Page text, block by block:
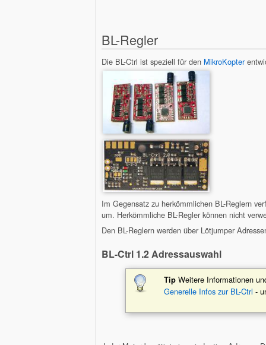
BL-Regler
Die BL-Ctrl ist speziell für den MikroKopter
Im Gegensatz zu herkömmlichen BL-Reglern
um. Herkömmliche BL-Regler können nicht
Den BL-Reglern werden über Lötjumper
BL-Ctrl 1.2 Adressauswahl
Tip Weitere Informationen
Generelle Infos zur BL-Ctrl -